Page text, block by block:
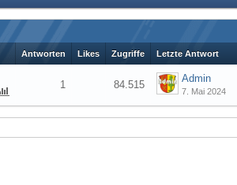
Antworten Likes Zugriffe Letzte Antwort
1 84.515
Admin
7. Mai 2024